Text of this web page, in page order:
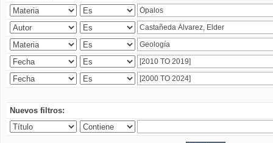
Nuevos filtros: